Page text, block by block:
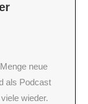
neue
als Podcast
wieder.